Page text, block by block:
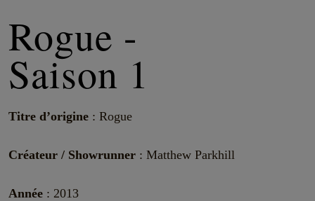
Rogue -
Saison 1
Titre d’origine : Rogue
Créateur / Showrunner : Matthew Parkhill
Année : 2013